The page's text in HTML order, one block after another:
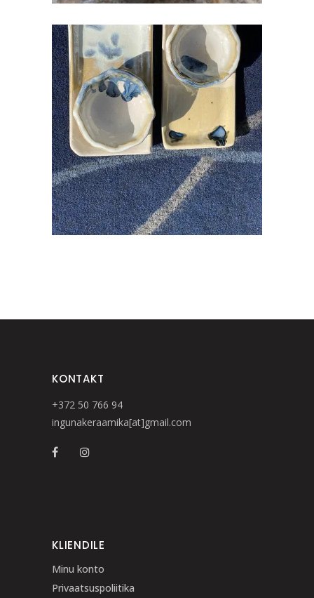
SUSHI ALUS KOOS SOJA
KAUSIKESEGA
€18.00
KONTAKT
+372 50 766 94
ingunakeraamika[at]gmail.com
KLIENDILE
Minu konto
Privaatsuspoliitika